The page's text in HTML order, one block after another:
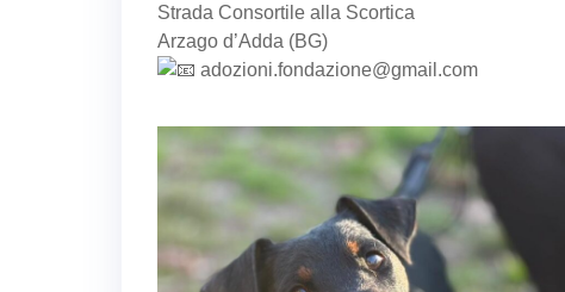
Strada Consortile alla Scortica
Arzago d’Adda (BG)
adozioni.fondazione@gmail.com